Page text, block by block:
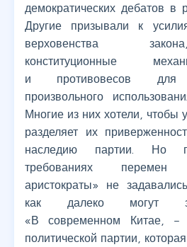
демократических дебатов в
Другие призывали к
верховенства
конституционные
и противовесов для
произвольного
Многие из них хотели, чтобы
разделяет их
наследию партии. Но
требованиях
аристократы» не
как далеко могут
«В современном Китае,
политической партии,